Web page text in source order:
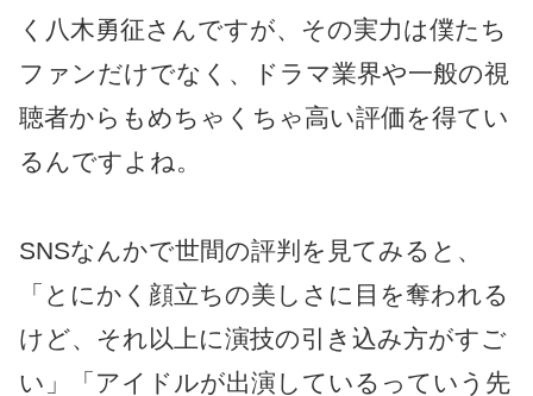
く八木勇征さんですが、その実力は僕たち
ファンだけでなく、ドラマ業界や一般の視
聴者からもめちゃくちゃ高い評価を得てい
るんですよね。
SNSなんかで世間の評判を見てみると、
「とにかく顔立ちの美しさに目を奪われる
けど、それ以上に演技の引き込み方がすご
い」「アイドルが出演しているっていう先